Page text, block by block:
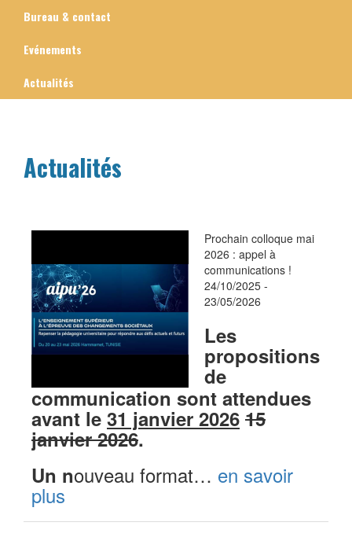
Bureau & contact
Evénements
Actualités
Actualités
Prochain colloque mai
2026 : appel à
communications !
24/10/2025 -
23/05/2026
Les
propositions
de
communication sont attendues
avant le 31 janvier 2026 15
janvier 2026.
Un nouveau format… en savoir
plus